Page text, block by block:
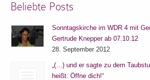
Beliebte Posts
Sonntagskirche im WDR 4 mit
Gertrude Knepper ab 07.10.12
28. September 2012
„(…) und er sagte zu dem
heißt: Öffne dich!“